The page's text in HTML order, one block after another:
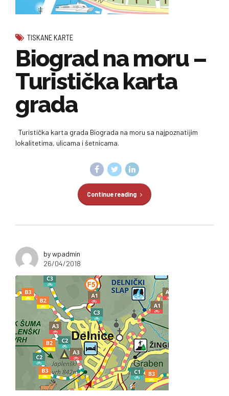
TISKANE KARTE
Biograd na moru –
Turistička karta
grada
Turistička karta grada Biograda na moru sa najpoznatijim
lokalitetima, ulicama i šetnicama.
Continue reading
by wpadmin
26/04/2018